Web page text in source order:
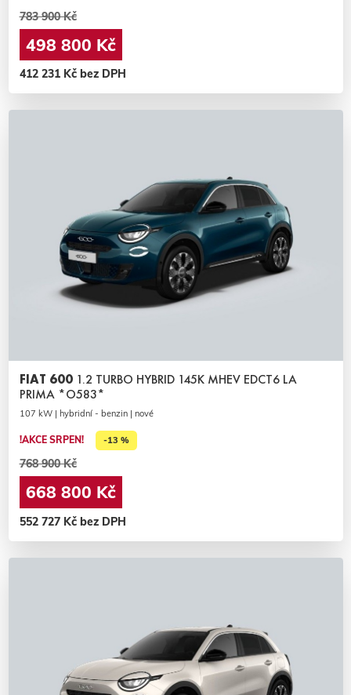
783 900 Kč
498 800 Kč
412 231 Kč bez DPH
FIAT 600 1.2 TURBO HYBRID 145K MHEV EDCT6 LA
PRIMA *O583*
107 kW | hybridní - benzin | nové
!AKCE SRPEN! -13 %
768 900 Kč
668 800 Kč
552 727 Kč bez DPH